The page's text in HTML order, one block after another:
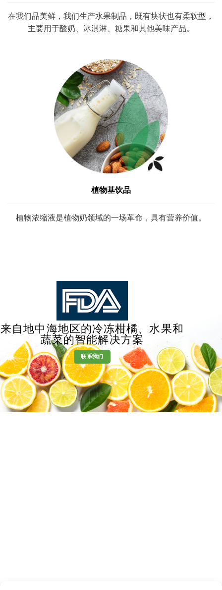
在我们品美鲜，我们生产水果制品，既有块状也有柔软型，
主要用于酸奶、冰淇淋、糖果和其他美味产品。
植物基饮品
植物浓缩液是植物奶领域的一场革命，具有营养价值。
来自地中海地区的冷冻柑橘、水果和
蔬菜的智能解决方案
联系我们